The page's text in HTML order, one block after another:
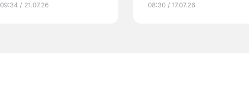
09:34 / 21.07.26 08:30 / 17.07.26